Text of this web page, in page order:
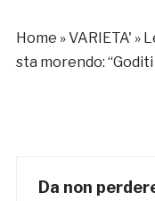
Home »VARIETA' »
sta morendo:
Da non